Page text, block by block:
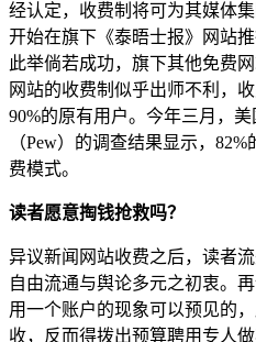
经认定，收费制将可为其媒体
开始在旗下《泰晤士报》网站
此举倘若成功，旗下其他免费
网站的收费制似乎出师不利，
90%的原有用户。今年三月，
（Pew）的调查结果显示，
费模式。
读者愿意掏钱抢救吗？
异议新闻网站收费之后，读者
自由流通与舆论多元之初衷。
用一个账户的现象可以预见的
收，反而得拨出预算聘用专人